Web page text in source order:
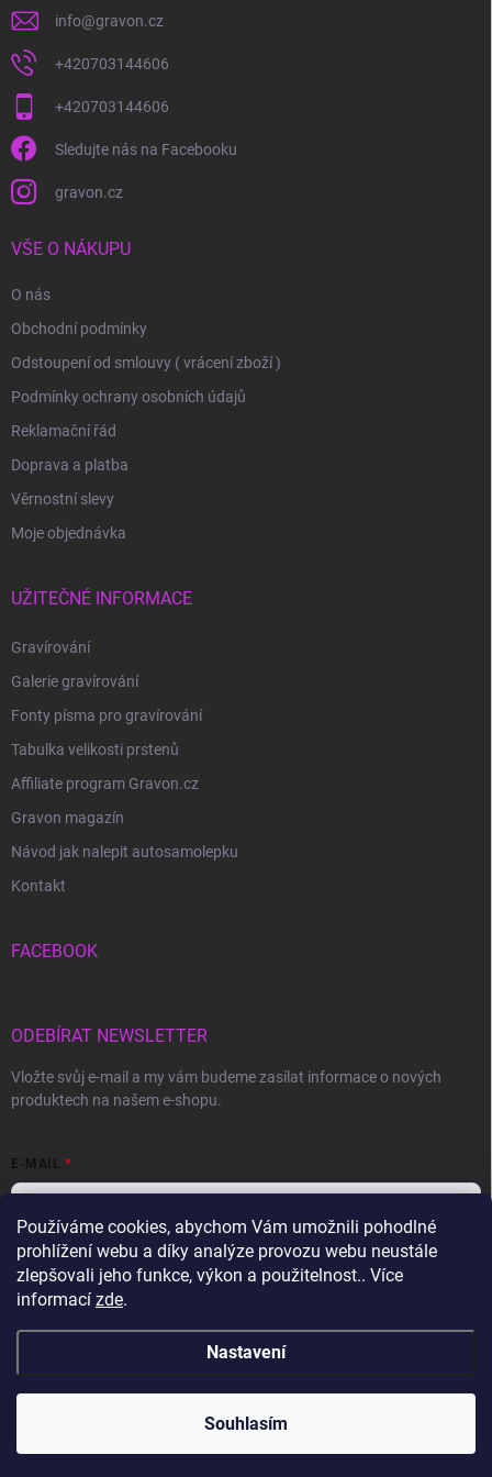
Používáme cookies, abychom Vám umožnili pohodlné
prohlížení webu a díky analýze provozu webu neustále
zlepšovali jeho funkce, výkon a použitelnost.. Více
informací zde.
Nastavení
Souhlasím
info@gravon.cz
+420703144606
+420703144606
Sledujte nás na Facebooku
gravon.cz
VŠE O NÁKUPU
O nás
Obchodní podmínky
Odstoupení od smlouvy ( vrácení zboží )
Podmínky ochrany osobních údajů
Reklamační řád
Doprava a platba
Věrnostní slevy
Moje objednávka
UŽITEČNÉ INFORMACE
Gravírování
Galerie gravírování
Fonty písma pro gravírování
Tabulka velikosti prstenů
Affiliate program Gravon.cz
Gravon magazín
Návod jak nalepit autosamolepku
Kontakt
FACEBOOK
ODEBÍRAT NEWSLETTER
Vložte svůj e-mail a my vám budeme zasílat informace o nových
produktech na našem e-shopu.
E-MAIL
Vložením e-mailu souhlasíte spodmínkami ochrany osobních údajů
Přihlásit se
Gravon.cz . Všechna práva vyhrazena.